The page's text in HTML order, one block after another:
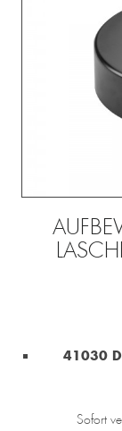
41030
Sofort